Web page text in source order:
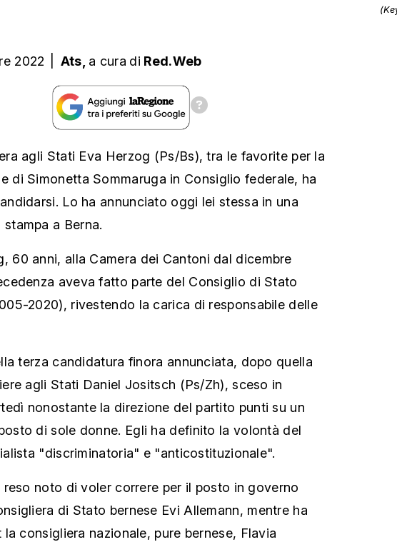
2022 Ats, a cura di Red.Web
agli Stati Eva Herzog (Ps/Bs), tra le favorite per la
di Simonetta Sommaruga in Consiglio federale, ha
Lo ha annunciato oggi lei stessa in una
a Berna.
60 anni, alla Camera dei Cantoni dal dicembre
aveva fatto parte del Consiglio di Stato
2020), rivestendo la carica di responsabile delle
terza candidatura finora annunciata, dopo quella
agli Stati Daniel Jositsch (Ps/Zh), sceso in
nonostante la direzione del partito punti su un
di sole donne. Egli ha definito la volontà del
"discriminatoria" e "anticostituzionale".
reso noto di voler correre per il posto in governo
di Stato bernese Evi Allemann, mentre ha
consigliera nazionale, pure bernese, Flavia